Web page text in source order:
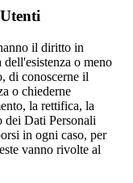
il diritto in
o meno
di conoscerne il
o chiederne
la rettifica, la
dei Dati Personali
in ogni caso, per
vanno rivolte al